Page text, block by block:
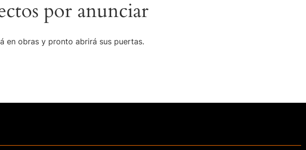
por anunciar
en obras y pronto abrirá sus puertas.